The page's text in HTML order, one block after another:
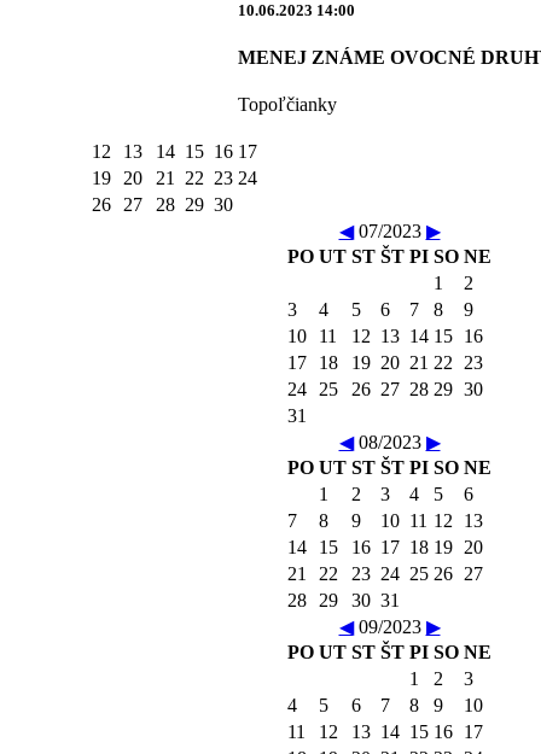
10.06.2023 14:00
MENEJ ZNÁME OVOCNÉ
Topoľčianky
12 13 14 15 16 17
19
20 21 22 23 24
26
27 28 29 30
◀07/2023 ▶
PO UT ST ŠT PI SO NE
1
2
3
4 5 6 7 8
9
10
11 12 13 14 15 16
17
18 19 20 21 22
23
24
25 26 27 28 29 30
31
◀08/2023 ▶
PO UT ST ŠT PI SO NE
1
2 3 4 5
6
7
8 9 10 11 12
13
14
15 16 17 18 19 20
21
22 23 24 25 26 27
28
29 30 31
◀09/2023 ▶
PO UT ST ŠT PI SO NE
1
2
3
4
5 6 7 8 9
10
11
12 13 14 15 16 17